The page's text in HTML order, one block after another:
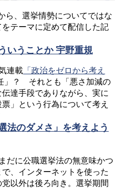
ら、選挙情勢についてではな
テーマに定めて配信した記
いうことか 宇野重規
連載 「政治をゼロから考え
」？ それとも「悪さ加減の
達手段でありながら、実に
」という行為について考え
法のダメさ」を考えよう
だに公職選挙法の無意味かつ
、インターネットを使った
以外は後ろ向き。選挙期間